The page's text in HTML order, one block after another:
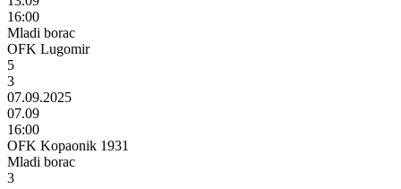
16:00
Mladi borac
OFK Lugomir
5
3
07.09.2025
07.09
16:00
OFK Kopaonik 1931
Mladi borac
3